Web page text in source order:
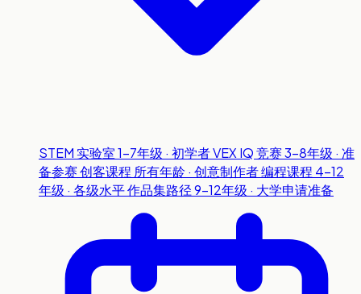
STEM 实验室1-7年级 · 初学者VEX IQ 竞赛3-8年级 · 准
备参赛创客课程 所有年龄 · 创意制作者编程课程 4-12
年级 · 各级水平作品集路径9-12年级 · 大学申请准备